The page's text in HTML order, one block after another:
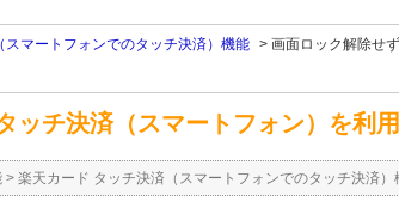
スマートフォンでのタッチ決済）機能 > 画面ロック解除せ
ッチ決済（スマートフォン）を利
> 楽天カード タッチ決済（スマートフォンでのタッチ決済）